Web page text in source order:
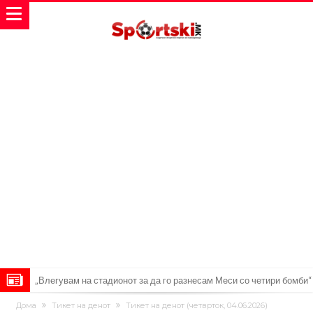
„Влегувам на стадионот за да го разнесам Меси со четири бомби“
Реал потроши повеќе од 200 милиони евра, но не го затвора
Дома Тикет на денот Тикет на денот (четврток, 04.06.2026)